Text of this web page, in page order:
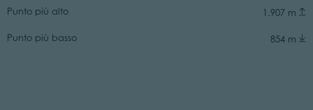
Punto più alto 1.907 m
Punto più basso 854 m